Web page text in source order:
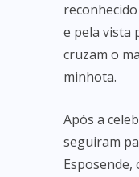
e pela vista
cruzam o
minhota.
Após a
seguiram
Esposende,